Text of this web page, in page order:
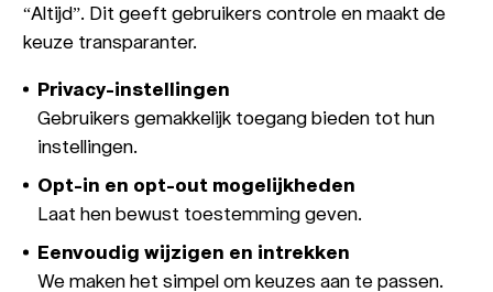
“Altijd”. Dit geeft gebruikers controle en maakt de
keuze transparanter.
Privacy-instellingen
Gebruikers gemakkelijk toegang bieden tot hun
instellingen.
Opt-in en opt-out mogelijkheden
Laat hen bewust toestemming geven.
Eenvoudig wijzigen en intrekken
We maken het simpel om keuzes aan te passen.